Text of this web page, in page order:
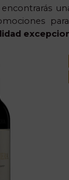
encontrarás